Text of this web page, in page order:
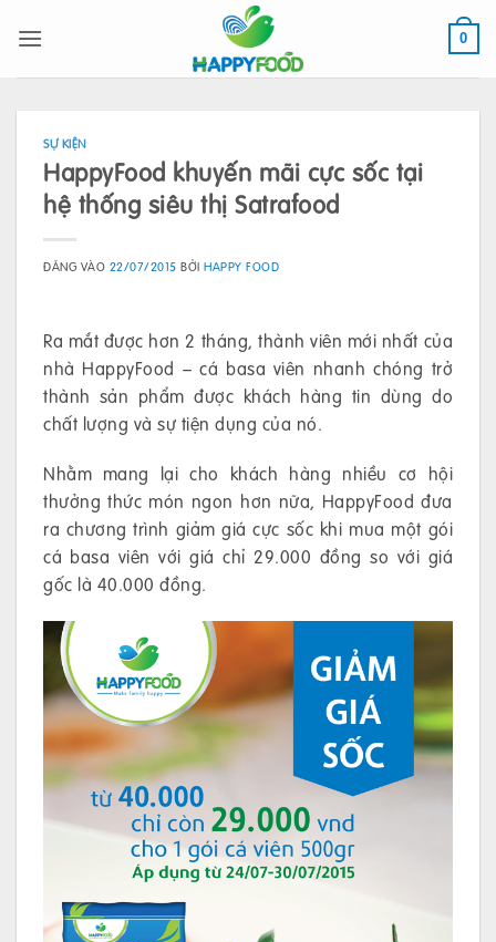
qua
0
SỰ KIỆN
HappyFood khuyến mãi cực sốc tại
hệ thống siêu thị Satrafood
ĐĂNG VÀO 22/07/2015 BỞIHAPPY FOOD
Ra mắt được hơn 2 tháng, thành viên mới nhất của
nhà HappyFood – cá basa viên nhanh chóng trở
thành sản phẩm được khách hàng tin dùng do
chất lượng và sự tiện dụng của nó.
Nhằm mang lại cho khách hàng nhiều cơ hội
thưởng thức món ngon hơn nữa, HappyFood đưa
ra chương trình giảm giá cực sốc khi mua một gói
cá basa viên với giá chỉ 29.000 đồng so với giá
gốc là 40.000 đồng.